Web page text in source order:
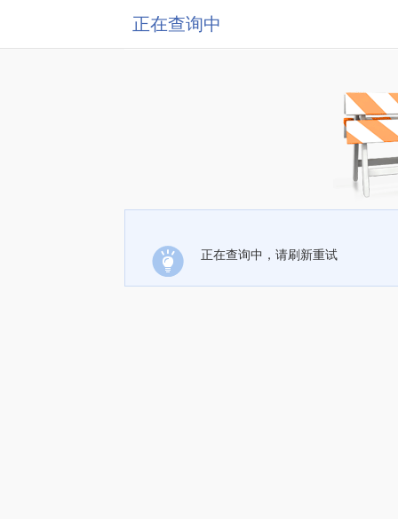
正在查询中
正在查询中，请刷新重试